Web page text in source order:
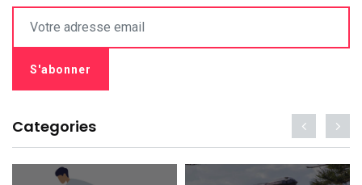
Categories